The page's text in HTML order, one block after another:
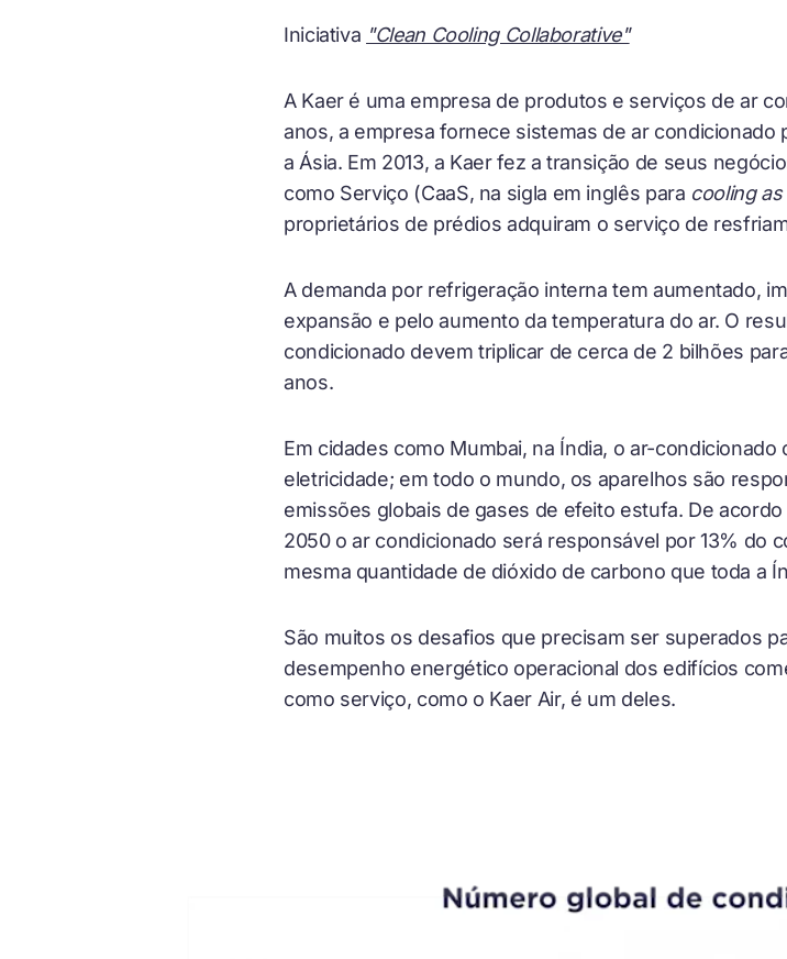
Iniciativa "Clean Cooling Collaborative"
A Kaer é uma empresa de produtos e serviços de ar
anos, a empresa fornece sistemas de ar
a Ásia. Em 2013, a Kaer fez a transição de seus
como Serviço (CaaS, na sigla em inglês para cooling
proprietários de prédios adquiram o serviço de
A demanda por refrigeração interna tem aumentado,
expansão e pelo aumento da temperatura do ar. O
condicionado devem triplicar de cerca de 2 bilhões
anos.
Em cidades como Mumbai, na Índia, o ar-
eletricidade; em todo o mundo, os aparelhos são
emissões globais de gases de efeito estufa. De
2050 o ar condicionado será responsável por 13% do
mesma quantidade de dióxido de carbono que toda a
São muitos os desafios que precisam ser superados
desempenho energético operacional dos edifícios
como serviço, como o Kaer Air, é um deles.